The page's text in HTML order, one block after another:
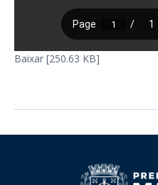
Baixar [250.63 KB]